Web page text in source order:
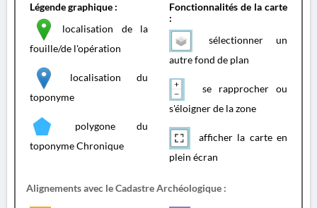
Légende graphique :
localisation de la
fouille/de l'opération
localisation du
toponyme
polygone du
toponyme Chronique
Fonctionnalités de la carte
:
sélectionner un
autre fond de plan
se rapprocher ou
s'éloigner de la zone
afficher la carte en
plein écran
Alignements avec le Cadastre Archéologique :